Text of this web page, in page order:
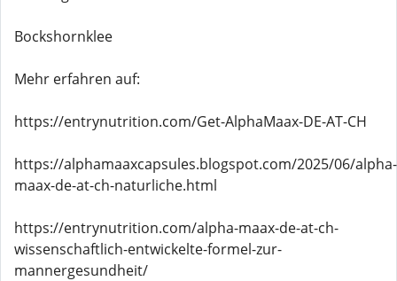
Bockshornklee
Mehr erfahren auf:
https://entrynutrition.com/Get-AlphaMaax-DE-AT-CH
https://alphamaaxcapsules.blogspot.com/2025/06/alpha-
maax-de-at-ch-naturliche.html
https://entrynutrition.com/alpha-maax-de-at-ch-
wissenschaftlich-entwickelte-formel-zur-
mannergesundheit/